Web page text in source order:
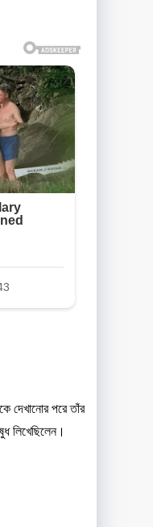
দেখানোর পরে তাঁর
লিখেছিলেন।